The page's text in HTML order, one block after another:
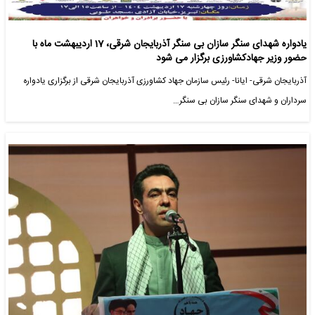
یادواره شهدای سنگر سازان بی سنگر آذربایجان شرقی، 17 اردیبهشت ‌ماه با
حضور وزیر جهادکشاورزی برگزار می شود
آذربایجان شرقی- ایانا- رئیس سازمان جهاد کشاورزی آذربایجان شرقی از برگزاری یادواره
سرداران و شهدای سنگر سازان بی سنگر…